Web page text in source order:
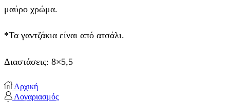
μαύρο χρώμα.
*Τα γαντζάκια είναι από ατσάλι.
Διαστάσεις: 8×5,5
Αρχική
Λογαριασμός